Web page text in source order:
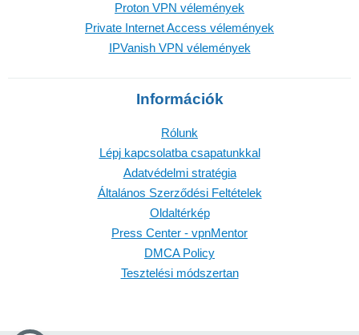
Proton VPN vélemények
Private Internet Access vélemények
IPVanish VPN vélemények
Információk
Rólunk
Lépj kapcsolatba csapatunkkal
Adatvédelmi stratégia
Általános Szerződési Feltételek
Oldaltérkép
Press Center - vpnMentor
DMCA Policy
Tesztelési módszertan